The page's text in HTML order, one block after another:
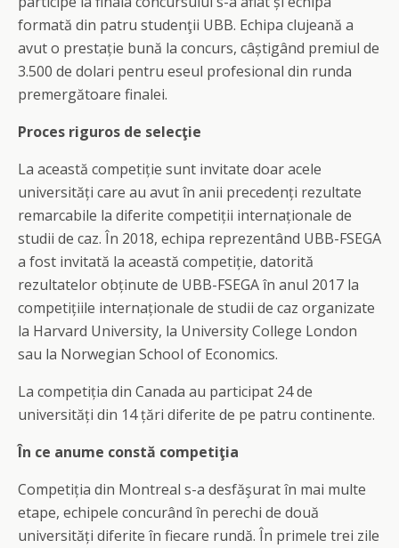
formată din patru studenţii UBB. Echipa clujeană a
avut o prestație bună la concurs, câștigând premiul de
3.500 de dolari pentru eseul profesional din runda
premergătoare finalei.
Proces riguros de selecţie
La această competiție sunt invitate doar acele
universități care au avut în anii precedenți rezultate
remarcabile la diferite competiții internaționale de
studii de caz. În 2018, echipa reprezentând UBB-FSEGA
a fost invitată la această competiție, datorită
rezultatelor obținute de UBB-FSEGA în anul 2017 la
competițiile internaționale de studii de caz organizate
la Harvard University, la University College London
sau la Norwegian School of Economics.
La competiția din Canada au participat 24 de
universități din 14 țări diferite de pe patru continente.
În ce anume constă competiţia
Competiția din Montreal s-a desfăşurat în mai multe
etape, echipele concurând în perechi de două
universități diferite în fiecare rundă. În primele trei zile